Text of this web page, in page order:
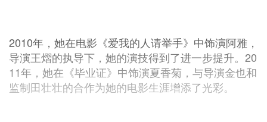
2010年，她在电影《爱我的人请举手》中饰演阿雅，
导演王熠的执导下，她的演技得到了进一步提升。20
11年，她在《毕业证》中饰演夏香菊，与导演金也和
监制田壮壮的合作为她的电影生涯增添了光彩。